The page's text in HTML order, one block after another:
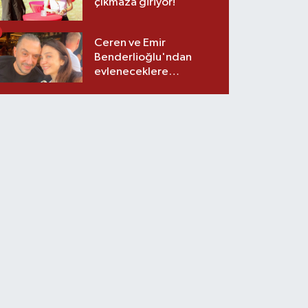
çıkmaza giriyor!
Ceren ve Emir
Benderlioğlu'ndan
evleneceklere